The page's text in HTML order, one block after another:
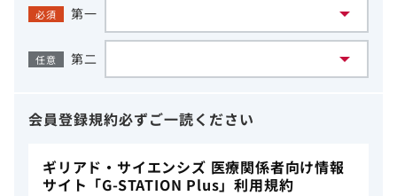
必須 第一
任意 第二
会員登録規約必ずご一読ください
ギリアド・サイエンシズ 医療関係者向け情報
サイト「G-STATION Plus」利用規約